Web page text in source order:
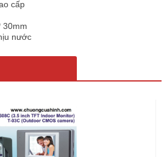
cấp
30mm
nước